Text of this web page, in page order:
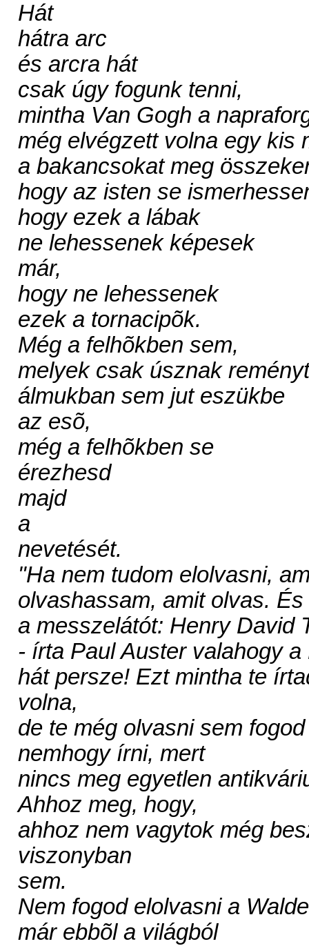
Hát
hátra arc
és arcra hát
csak úgy fogunk tenni,
mintha Van Gogh a
még elvégzett volna egy kis
a bakancsokat meg
hogy az isten se
hogy ezek a lábak
ne lehessenek képesek
már,
hogy ne lehessenek
ezek a tornacipõk.
Még a felhõkben sem,
melyek csak úsznak
álmukban sem jut eszükbe
az esõ,
még a felhõkben se
érezhesd
majd
a
nevetését.
"Ha nem tudom elolvasni,
olvashassam, amit olvas.
a messzelátót: Henry David
- írta Paul Auster valahogy
hát persze! Ezt mintha te
volna,
de te még olvasni sem
nemhogy írni, mert
nincs meg egyetlen
Ahhoz meg, hogy,
ahhoz nem vagytok még
viszonyban
sem.
Nem fogod elolvasni a
már ebbõl a világból